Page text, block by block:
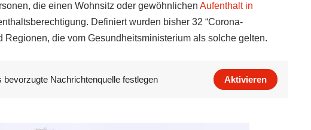
die einen Wohnsitz oder gewöhnlichen Aufenthalt in
Definiert wurden bisher 32 “Corona-
Regionen, die vom Gesundheitsministerium als solche gelten.
bevorzugte Nachrichtenquelle festlegen Aktivieren